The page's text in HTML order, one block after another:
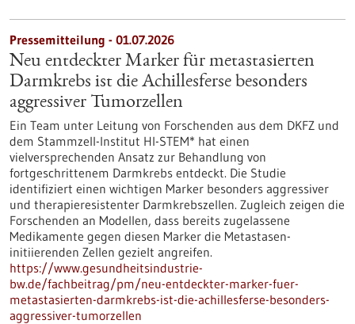
Pressemitteilung - 01.07.2026
Neu entdeckter Marker für metastasierten
Darmkrebs ist die Achillesferse besonders
aggressiver Tumorzellen
Ein Team unter Leitung von Forschenden aus dem DKFZ und
dem Stammzell-Institut HI-STEM* hat einen
vielversprechenden Ansatz zur Behandlung von
fortgeschrittenem Darmkrebs entdeckt. Die Studie
identifiziert einen wichtigen Marker besonders aggressiver
und therapieresistenter Darmkrebszellen. Zugleich zeigen die
Forschenden an Modellen, dass bereits zugelassene
Medikamente gegen diesen Marker die Metastasen-
initiierenden Zellen gezielt angreifen.
https://www.gesundheitsindustrie-
bw.de/fachbeitrag/pm/neu-entdeckter-marker-fuer-
metastasierten-darmkrebs-ist-die-achillesferse-besonders-
aggressiver-tumorzellen